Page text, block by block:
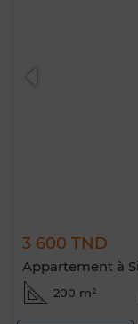
3 600 TND
Appartement à
200 m²